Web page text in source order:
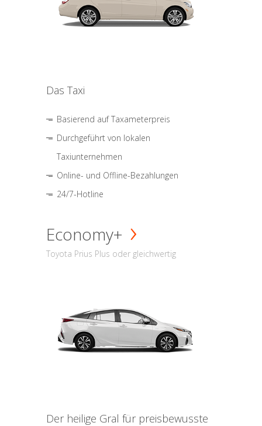
Das Taxi
Basierend auf Taxameterpreis
Durchgeführt von lokalen
Taxiunternehmen
Online- und Offline-Bezahlungen
24/7-Hotline
Economy+
Toyota Prius Plus oder gleichwertig
Der heilige Gral für preisbewusste